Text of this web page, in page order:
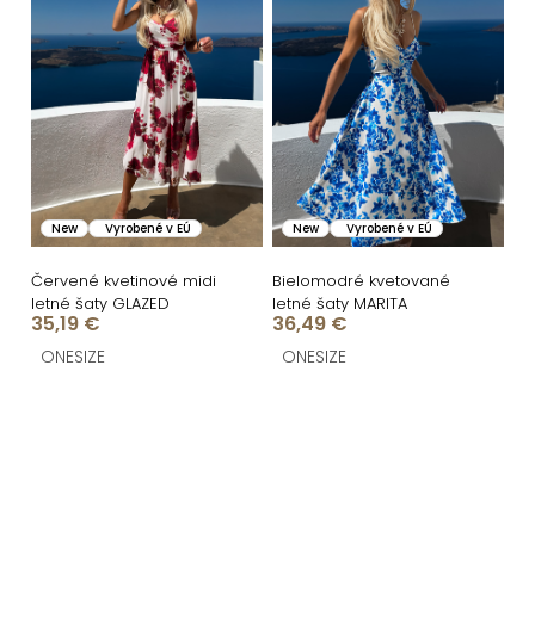
New Vyrobené v EÚ
Červené kvetinové midi
letné šaty GLAZED
35,19 €
ONESIZE
New Vyrobené v EÚ
Bielomodré kvetované
letné šaty MARITA
36,49 €
ONESIZE